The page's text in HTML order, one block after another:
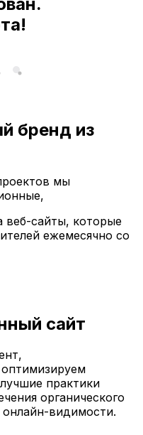
бренд из
мы
веб-сайты, которые
ежемесячно со
сайт
практики
органического
видимости.